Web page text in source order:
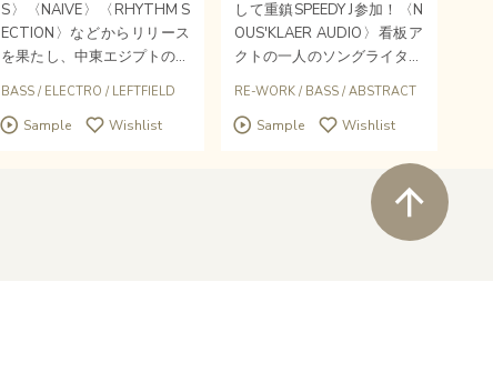
S〉〈NAIVE〉〈RHYTHM S
ECTION〉などからリリース
を果たし、中東エジプトのク
才HASSAN ABOU ALAMに
よる新作EPが到着！弾む重
BASS / ELECTRO / LEFTFIELD
Sample Wishlist
して重鎮SPEEDY J参加！〈N
OUS'KLAER AUDIO〉看板ア
クトの一人のソングライター
ースしたウィアードポップア
ルバム「Cr:GO」からのリミ
ポップであるオリジナルの質
感を残しながらアブストラク
トなベースミュージック/テ
RE-WORK / BASS /ABSTRACT
Sample Wishlist